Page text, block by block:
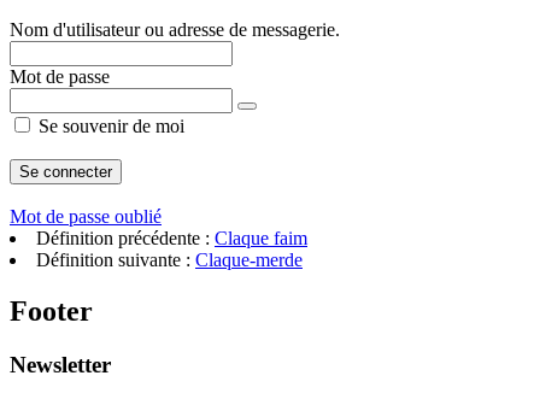
Nom d'utilisateur ou adresse de messagerie.
Mot de passe
Se souvenir de moi
Mot de passe oublié
Définition précédente : Claque faim
Définition suivante : Claque-merde
Footer
Newsletter